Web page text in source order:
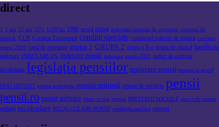
direct
1 2 ani 15 ani 25% 1100 lei 1990 acord global activitate institute de cercetare carnetul de
muncă.
CCR Comisia Europeană conditii speciale contractul colectiv de munca corelare
pensii 2000 fond de premiere grupa 1 GRUPA 2 grupa a II-a grupe de muncă handicap
indexare INDEXARE 6% indexare pensii indexare pensii 2001
indice de corectie
invaliditate legislația pensiilor majorare pensii munca in acord
OUG 103/2017 pensia anticipata pensia minimă pensie de serviciu pensii
pensii.ro pensii militare plata cu ora premii PRESTATII SOCIALE punct de pensie
radiații recalculare RECALCULARE PENSII retribuția tarifară sporuri